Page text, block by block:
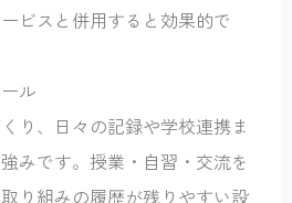
ビスと併用すると効果的で
ル
り、日々の記録や学校連携ま
みです。授業・自習・交流を
り組みの履歴が残りやすい設